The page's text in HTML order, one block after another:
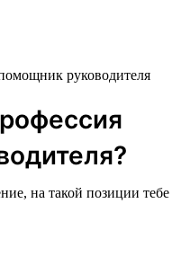
на такой позиции тебе